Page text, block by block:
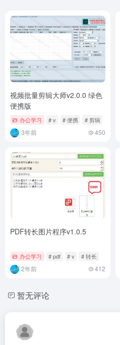
视频批量剪辑大师v2.0.0 绿色
便携版
办公学习 # v # 便携 # 剪辑
3年前 450
PDF转长图片程序v1.0.5
办公学习 # pdf # v # 转长
2年前 412
暂无评论